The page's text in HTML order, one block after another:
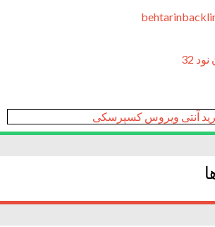
32
آنتی ویروس کسپرسکی